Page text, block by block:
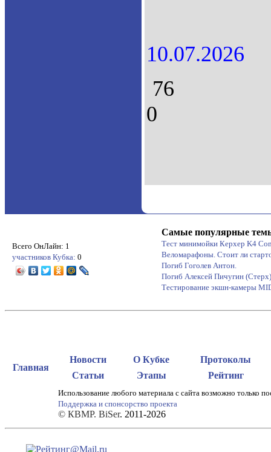
10.07.2026
76
0
Всего ОнЛайн: 1
участников Кубка: 0
Самые популярные
Тест минимойки Керхер K4
Веломарафоны. Стоит ли
Погиб Гоголев Антон.
Погиб Алексей Пичугин (Стерх)
Тестирование экшн-камеры
Главная
Новости О Кубке
Протоколы
Статьи
Этапы Рейтинг
Использование любого материала с сайта возможно только
Поддержка и спонсорство проекта
© КВМР. BiSer. 2011-2026